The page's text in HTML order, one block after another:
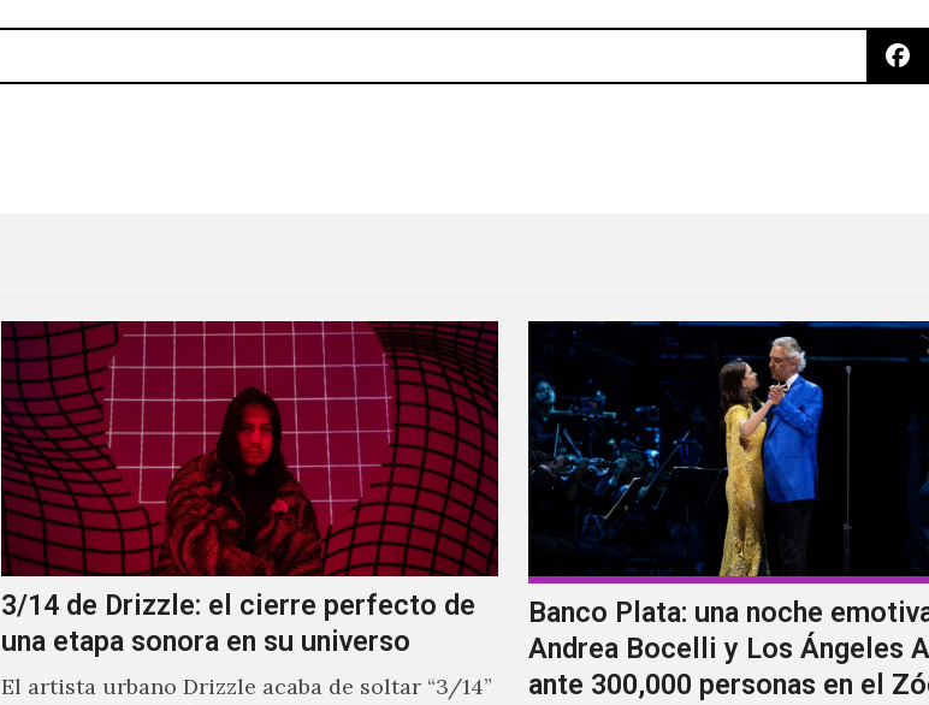
3/14 de Drizzle: el cierre perfecto de
una etapa sonora en su universo
El artista urbano Drizzle acaba de soltar “3/14”
Banco Plata: una noche
Andrea Bocelli y Los Ángeles
ante 300,000 personas en el